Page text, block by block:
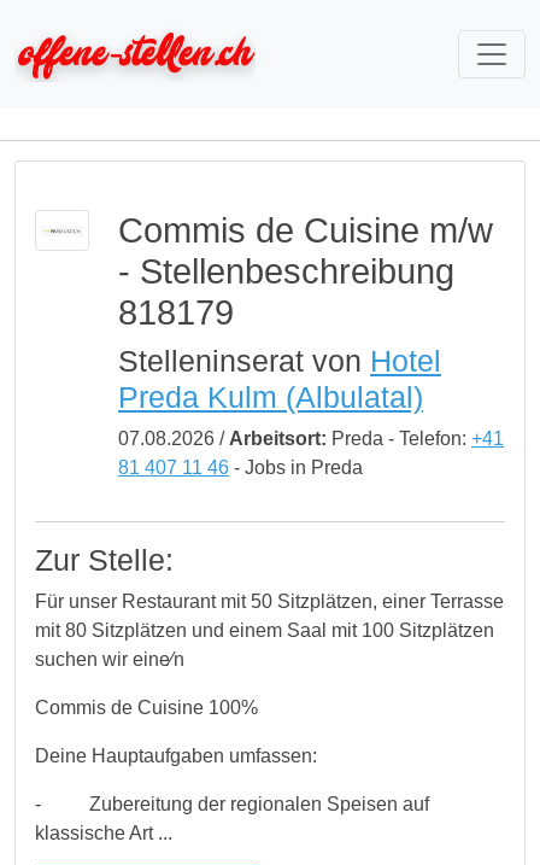
Commis de Cuisine m/w
- Stellenbeschreibung
818179
Stelleninserat von Hotel
Preda Kulm (Albulatal)
07.08.2026 / Arbeitsort: Preda - Telefon: +41
81 407 11 46- Jobs in Preda
Zur Stelle:
Für unser Restaurant mit 50 Sitzplätzen, einer Terrasse
mit 80 Sitzplätzen und einem Saal mit 100 Sitzplätzen
suchen wir eine⁄n
Commis de Cuisine 100%
Deine Hauptaufgaben umfassen:
- Zubereitung der regionalen Speisen auf
klassische Art ...